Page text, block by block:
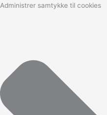
Administrer samtykke til cookies